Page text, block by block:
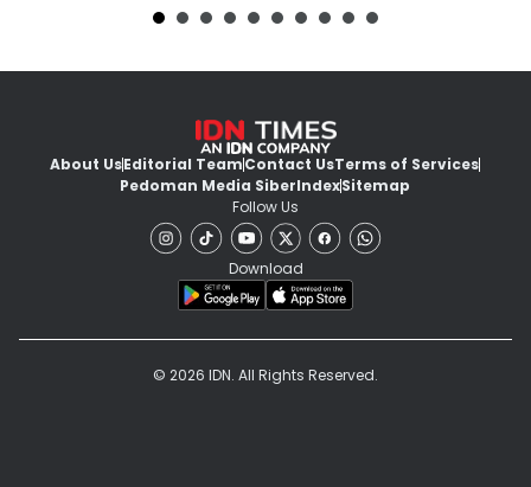
About UsEditorial TeamContact UsTerms of Services
Pedoman Media SiberIndexSitemap
Follow Us
Download
© 2026 IDN. All Rights Reserved.